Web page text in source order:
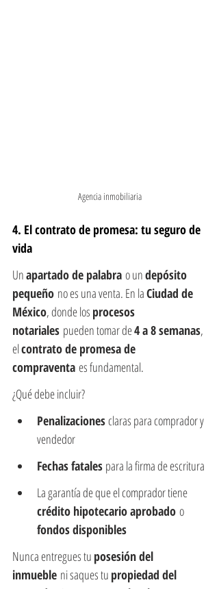
Agencia inmobiliaria
4. El contrato de promesa: tu seguro de
vida
Un apartado de palabra o un depósito
pequeño no es una venta. En la Ciudad de
México, donde los procesos
notariales pueden tomar de 4 a 8 semanas,
el contrato de promesa de
compraventa es fundamental.
¿Qué debe incluir?
Penalizaciones claras para comprador y
vendedor
Fechas fatales para la firma de escritura
La garantía de que el comprador tiene
crédito hipotecario aprobado o
fondos disponibles
Nunca entregues tu posesión del
inmueble ni saques tu propiedad del